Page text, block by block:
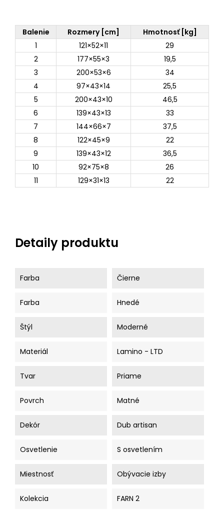
Balenie Rozmery [cm]
Hmotnosť [kg]
1
121×52×11
29
2
177×55×3
19,5
3
200×53×6
34
4
97×43×14
25,5
5
200×43×10
46,5
6
139×43×13
33
7
144×66×7
37,5
8
122×45×9
22
9
139×43×12
36,5
10
92×75×8
26
11
129×31×13 22
Detaily produktu
Farba Čierne
Farba Hnedé
Štýl Moderné
Materiál Lamino - LTD
Tvar Priame
Povrch Matné
Dekór Dub artisan
Osvetlenie S osvetlením
Miestnosť Obývacie izby
Kolekcia FARN 2